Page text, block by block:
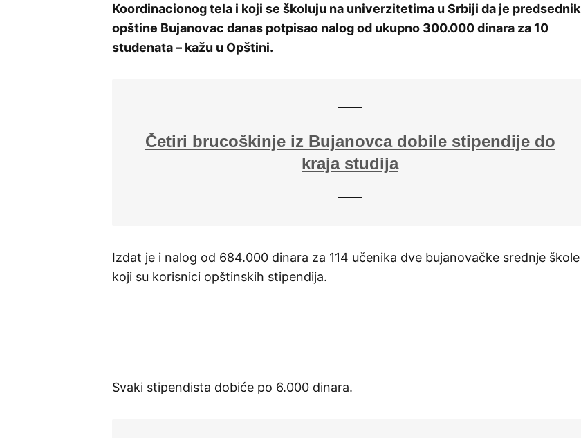
Koordinacionog tela i koji se školuju na univerzitetima u Srbiji da je predsednik
opštine Bujanovac danas potpisao nalog od ukupno 300.000 dinara za 10
studenata – kažu u Opštini.
Četiri brucoškinje iz Bujanovca dobile stipendije do
kraja studija
Izdat je i nalog od 684.000 dinara za 114 učenika dve bujanovačke srednje škole
koji su korisnici opštinskih stipendija.
Svaki stipendista dobiće po 6.000 dinara.